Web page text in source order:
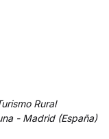
Rural
- Madrid (España)